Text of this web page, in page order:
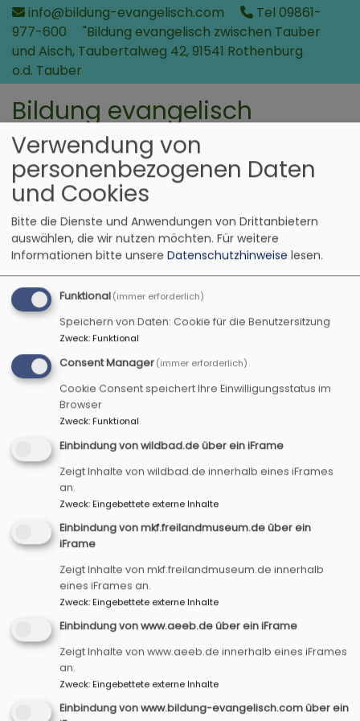
Direkt
zum
Inhalt
info@bildung-evangelisch.com
Tel 09861-
977-600
"Bildung evangelisch zwischen Tauber
und Aisch, Taubertalweg 42, 91541 Rothenburg
o.d. Tauber
Bildung evangelisch
Hauptnavigation
Startseite Acht Themenfelder
Gesundheit,
Körper & Geist
Landesgartenschau 2027
Landesgartenschau
2027
Wir sind unter dem Motto "heilsam verbunden"
Verwendung von
personenbezogenen Daten
und Cookies
Bitte die Dienste und Anwendungen von Drittanbietern
auswählen, die wir nutzen möchten. Für weitere
Informationen bitte unsere Datenschutzhinweise lesen.
Funktional(immer erforderlich)
Speichern von Daten: Cookie für die Benutzersitzung
Zweck:Funktional
Consent Manager(immer erforderlich)
Cookie Consent speichert Ihre Einwilligungsstatus im
Browser
Zweck:Funktional
Einbindung von wildbad.de über ein iFrame
Zeigt Inhalte von wildbad.de innerhalb eines iFrames
an.
Zweck:Eingebettete externe Inhalte
Einbindung von mkf.freilandmuseum.de über ein
iFrame
Zeigt Inhalte von mkf.freilandmuseum.de innerhalb
eines iFrames an.
Zweck:Eingebettete externe Inhalte
Einbindung von www.aeeb.de über ein iFrame
Zeigt Inhalte von www.aeeb.de innerhalb eines iFrames
an.
Zweck:Eingebettete externe Inhalte
Einbindung von www.bildung-evangelisch.com über ein